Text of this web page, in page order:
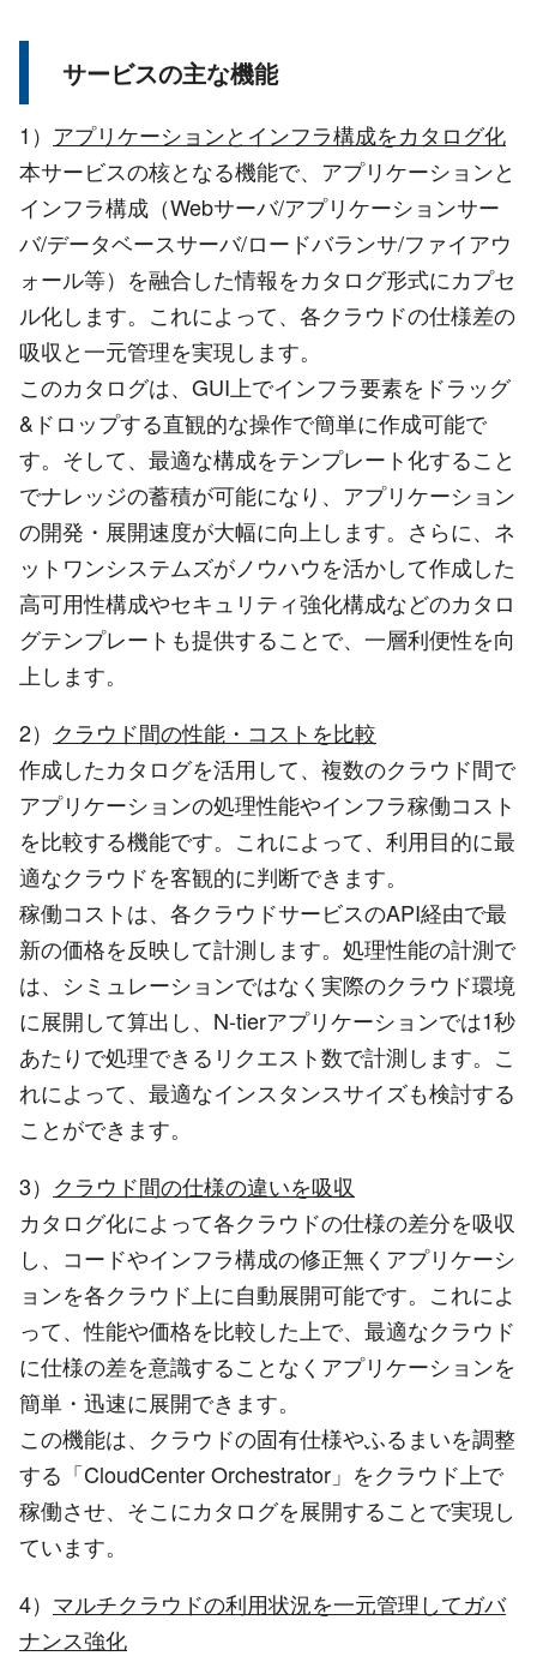
サービスの主な機能
1） アプリケーションとインフラ構成をカタログ化
本サービスの核となる機能で、アプリケーションと
インフラ構成（Webサーバ/アプリケーションサー
バ/データベースサーバ/ロードバランサ/ファイアウ
ォール等）を融合した情報をカタログ形式にカプセ
ル化します。これによって、各クラウドの仕様差の
吸収と一元管理を実現します。
このカタログは、GUI上でインフラ要素をドラッグ
&ドロップする直観的な操作で簡単に作成可能で
す。そして、最適な構成をテンプレート化すること
でナレッジの蓄積が可能になり、アプリケーション
の開発・展開速度が大幅に向上します。さらに、ネ
ットワンシステムズがノウハウを活かして作成した
高可用性構成やセキュリティ強化構成などのカタロ
グテンプレートも提供することで、一層利便性を向
上します。
2） クラウド間の性能・コストを比較
作成したカタログを活用して、複数のクラウド間で
アプリケーションの処理性能やインフラ稼働コスト
を比較する機能です。これによって、利用目的に最
適なクラウドを客観的に判断できます。
稼働コストは、各クラウドサービスのAPI経由で最
新の価格を反映して計測します。処理性能の計測で
は、シミュレーションではなく実際のクラウド環境
に展開して算出し、N-tierアプリケーションでは1秒
あたりで処理できるリクエスト数で計測します。こ
れによって、最適なインスタンスサイズも検討する
ことができます。
3） クラウド間の仕様の違いを吸収
カタログ化によって各クラウドの仕様の差分を吸収
し、コードやインフラ構成の修正無くアプリケーシ
ョンを各クラウド上に自動展開可能です。これによ
って、性能や価格を比較した上で、最適なクラウド
に仕様の差を意識することなくアプリケーションを
簡単・迅速に展開できます。
この機能は、クラウドの固有仕様やふるまいを調整
する「CloudCenter Orchestrator」をクラウド上で
稼働させ、そこにカタログを展開することで実現し
ています。
4） マルチクラウドの利用状況を一元管理してガバ
ナンス強化